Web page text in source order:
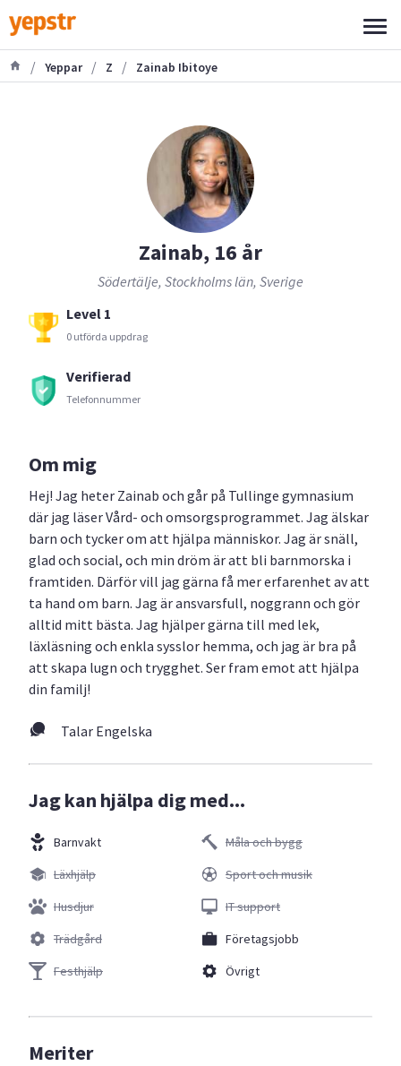
/ Yeppar / Z / Zainab Ibitoye
Zainab, 16 år
Södertälje, Stockholms län, Sverige
Level 1
0 utförda uppdrag
Verifierad
Telefonnummer
Om mig
Hej! Jag heter Zainab och går på Tullinge gymnasium
där jag läser Vård- och omsorgsprogrammet. Jag älskar
barn och tycker om att hjälpa människor. Jag är snäll,
glad och social, och min dröm är att bli barnmorska i
framtiden. Därför vill jag gärna få mer erfarenhet av att
ta hand om barn. Jag är ansvarsfull, noggrann och gör
alltid mitt bästa. Jag hjälper gärna till med lek,
läxläsning och enkla sysslor hemma, och jag är bra på
att skapa lugn och trygghet. Ser fram emot att hjälpa
din familj!
Talar Engelska
Jag kan hjälpa dig med...
Barnvakt
Läxhjälp
Husdjur
Trädgård
Festhjälp
Måla och bygg
Sport och musik
IT support
Företagsjobb
Övrigt
Meriter